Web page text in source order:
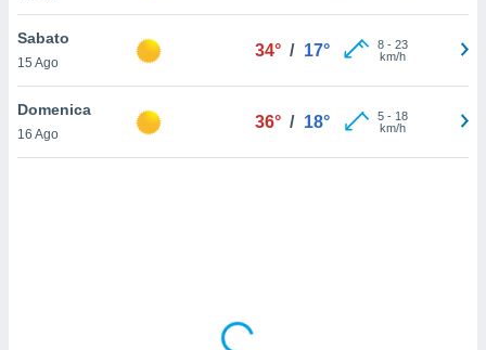
a piè
del
Sabato
15 Ago
34° / 17° 8- 23
km/h
Domenica
16 Ago
36° / 18° 5- 18
km/h